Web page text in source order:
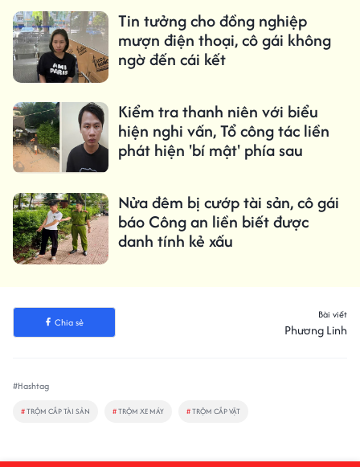
Tin tưởng cho đồng nghiệp
mượn điện thoại, cô gái không
ngờ đến cái kết
Kiểm tra thanh niên với biểu
hiện nghi vấn, Tổ công tác liền
phát hiện 'bí mật' phía sau
Nửa đêm bị cướp tài sản, cô gái
báo Công an liền biết được
danh tính kẻ xấu
Chia sẻ
Bài viết
Phương Linh
#Hashtag
#TRỘM CẮP TÀI SẢN #TRỘM XE MÁY #TRỘM CẮP VẶT